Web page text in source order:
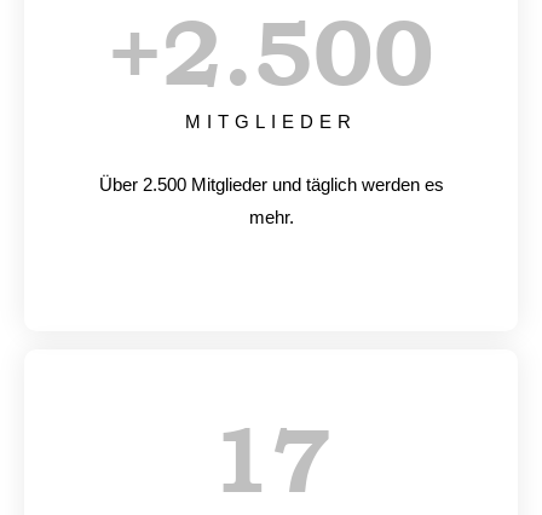
MITGLIEDER
+2.500
Über 2.500 Mitglieder und täglich werden es
mehr.
17